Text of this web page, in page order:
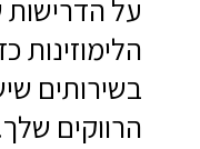
על
הלימוזינות
בשירותים
הרווקים